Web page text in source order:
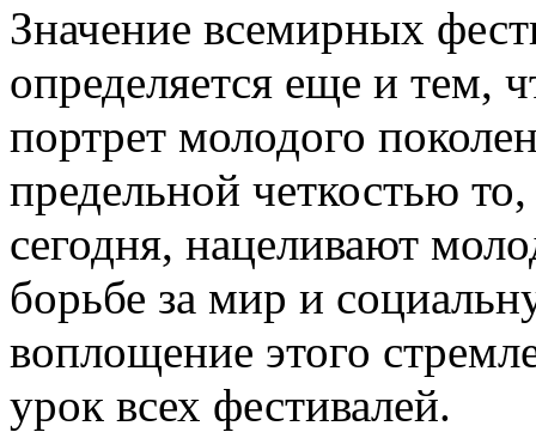
Значение всемирных
определяется еще и тем,
портрет молодого
предельной четкостью
сегодня, нацеливают
борьбе за мир и
воплощение этого
урок всех фестивалей.